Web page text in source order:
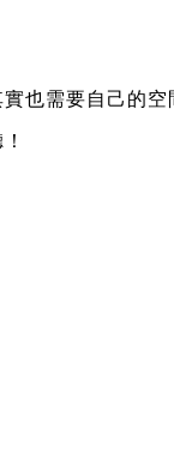
也需要自己的空